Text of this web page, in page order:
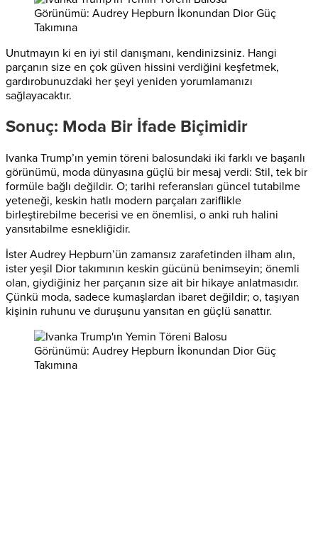
Unutmayın ki en iyi stil danışmanı, kendinizsiniz. Hangi
parçanın size en çok güven hissini verdiğini keşfetmek,
gardırobunuzdaki her şeyi yeniden yorumlamanızı
sağlayacaktır.
Sonuç: Moda Bir İfade Biçimidir
Ivanka Trump’ın yemin töreni balosundaki iki farklı ve başarılı
görünümü, moda dünyasına güçlü bir mesaj verdi: Stil, tek bir
formüle bağlı değildir. O; tarihi referansları güncel tutabilme
yeteneği, keskin hatlı modern parçaları zariflikle
birleştirebilme becerisi ve en önemlisi, o anki ruh halini
yansıtabilme esnekliğidir.
İster Audrey Hepburn’ün zamansız zarafetinden ilham alın,
ister yeşil Dior takımının keskin gücünü benimseyin; önemli
olan, giydiğiniz her parçanın size ait bir hikaye anlatmasıdır.
Çünkü moda, sadece kumaşlardan ibaret değildir; o, taşıyan
kişinin ruhunu ve duruşunu yansıtan en güçlü sanattır.